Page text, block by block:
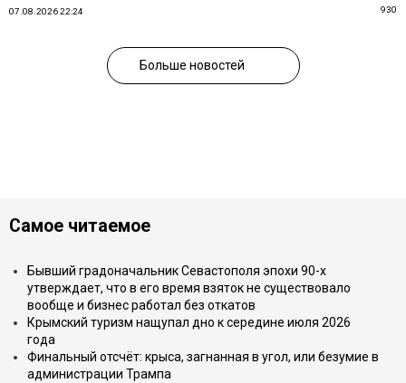
07.08.2026 22:24 930
Больше новостей
Самое читаемое
Бывший градоначальник Севастополя эпохи 90-х
утверждает, что в его время взяток не существовало
вообще и бизнес работал без откатов
Крымский туризм нащупал дно к середине июля 2026
года
Финальный отсчёт: крыса, загнанная в угол, или безумие в
администрации Трампа